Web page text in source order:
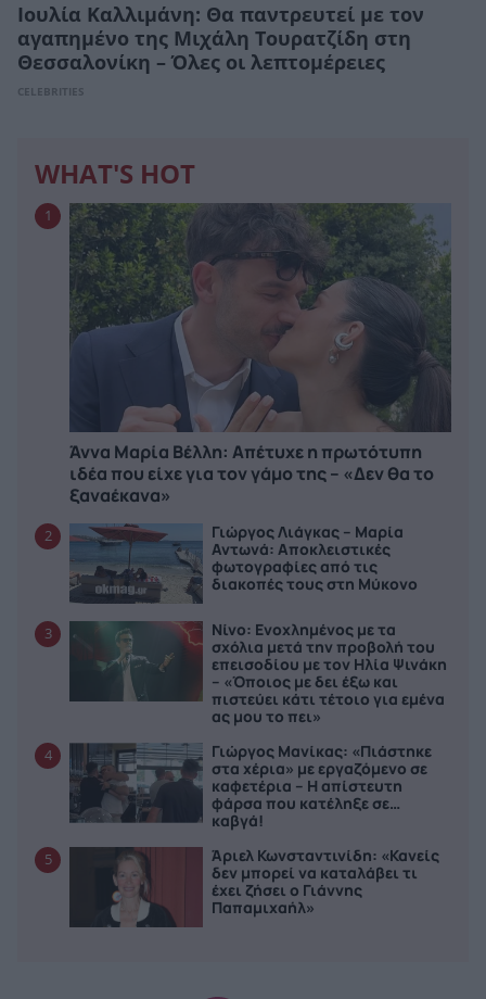
Ιουλία Καλλιμάνη: Θα παντρευτεί με τον
αγαπημένο της Μιχάλη Τουρατζίδη στη
Θεσσαλονίκη – Όλες οι λεπτομέρειες
CELEBRITIES
WHAT'S HOT
1
Άννα Μαρία Βέλλη: Απέτυχε η πρωτότυπη
ιδέα που είχε για τον γάμο της – «Δεν θα το
ξαναέκανα»
2
Γιώργος Λιάγκας – Μαρία
Αντωνά: Αποκλειστικές
φωτογραφίες από τις
διακοπές τους στη Μύκονο
3
Νίνο: Ενοχλημένος με τα
σχόλια μετά την προβολή του
επεισοδίου με τον Ηλία Ψινάκη
– «Όποιος με δει έξω και
πιστεύει κάτι τέτοιο για εμένα
ας μου το πει»
4
Γιώργος Μανίκας: «Πιάστηκε
στα χέρια» με εργαζόμενο σε
καφετέρια – Η απίστευτη
φάρσα που κατέληξε σε…
καβγά!
5
Άριελ Κωνσταντινίδη: «Κανείς
δεν μπορεί να καταλάβει τι
έχει ζήσει ο Γιάννης
Παπαμιχαήλ»